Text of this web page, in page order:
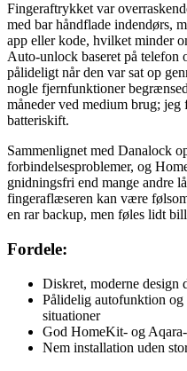
Fingeraftrykket var
med bar håndflade indendørs,
app eller kode, hvilket minder
Auto-unlock baseret på telefon
pålideligt når den var sat op
nogle fjernfunktioner
måneder ved medium brug;
batteriskift.
Sammenlignet med Danalock
forbindelsesproblemer, og
gnidningsfri end mange andre
fingeraflæseren kan være
en rar backup, men føles lidt
Fordele:
Diskret, moderne design
Pålidelig autofunktion
situationer
God HomeKit- og
Nem installation uden